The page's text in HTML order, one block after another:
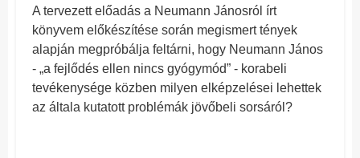
A tervezett előadás a Neumann Jánosról írt
könyvem előkészítése során megismert tények
alapján megpróbálja feltárni, hogy Neumann János
- „a fejlődés ellen nincs gyógymód” - korabeli
tevékenysége közben milyen elképzelései lehettek
az általa kutatott problémák jövőbeli sorsáról?